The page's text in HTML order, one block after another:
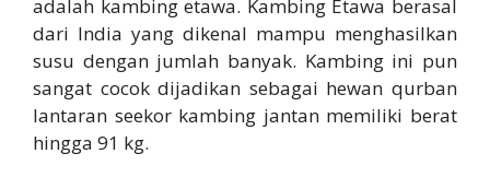
adalah kambing etawa. Kambing Etawa berasal
dari India yang dikenal mampu menghasilkan
susu dengan jumlah banyak. Kambing ini pun
sangat cocok dijadikan sebagai hewan qurban
lantaran seekor kambing jantan memiliki berat
hingga 91 kg.